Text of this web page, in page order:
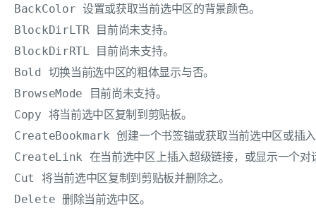
BackColor 设置或获取当前选中区的背景颜色。
BlockDirLTR 目前尚未支持。
BlockDirRTL 目前尚未支持。
Bold 切换当前选中区的粗体显示与否。
BrowseMode 目前尚未支持。
Copy 将当前选中区复制到剪贴板。
CreateBookmark 创建一个书签锚或获取当前选中区或插
CreateLink 在当前选中区上插入超级链接，或显示一个对
Cut 将当前选中区复制到剪贴板并删除之。
Delete 删除当前选中区。